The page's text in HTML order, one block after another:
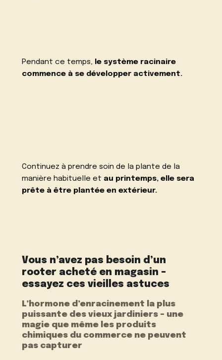
Pendant ce temps, le système racinaire
commence à se développer activement.
Continuez à prendre soin de la plante de la
manière habituelle et au printemps, elle sera
prête à être plantée en extérieur.
Vous n’avez pas besoin d’un
rooter acheté en magasin –
essayez ces vieilles astuces
L’hormone d’enracinement la plus
puissante des vieux jardiniers – une
magie que même les produits
chimiques du commerce ne peuvent
pas capturer